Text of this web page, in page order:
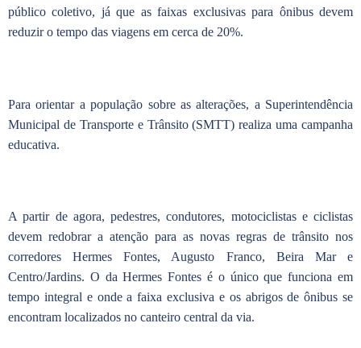
público coletivo, já que as faixas exclusivas para ônibus devem
reduzir o tempo das viagens em cerca de 20%.
Para orientar a população sobre as alterações, a Superintendência
Municipal de Transporte e Trânsito (SMTT) realiza uma campanha
educativa.
A partir de agora, pedestres, condutores, motociclistas e ciclistas
devem redobrar a atenção para as novas regras de trânsito nos
corredores Hermes Fontes, Augusto Franco, Beira Mar e
Centro/Jardins. O da Hermes Fontes é o único que funciona em
tempo integral e onde a faixa exclusiva e os abrigos de ônibus se
encontram localizados no canteiro central da via.